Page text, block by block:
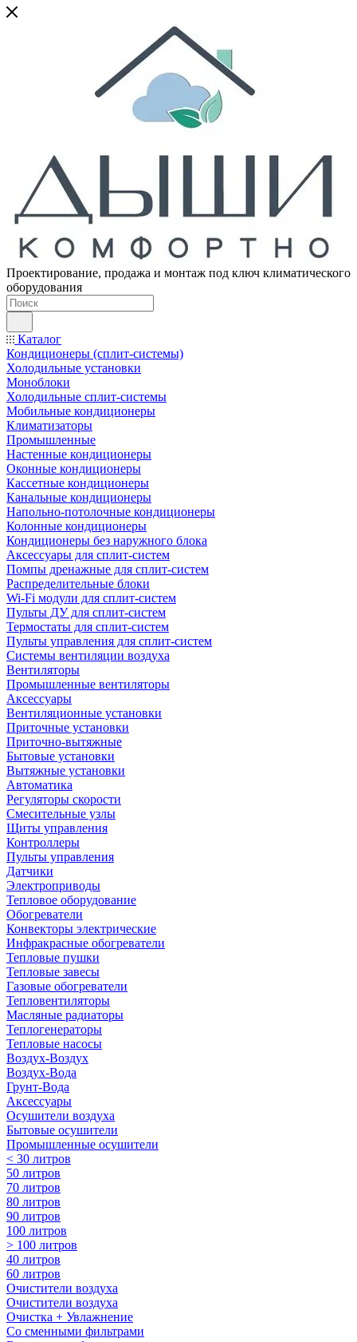
Проектирование, продажа и монтаж под ключ климатического
оборудования
Каталог
Кондиционеры (сплит-системы)
Холодильные установки
Моноблоки
Холодильные сплит-системы
Мобильные кондиционеры
Климатизаторы
Промышленные
Настенные кондиционеры
Оконные кондиционеры
Кассетные кондиционеры
Канальные кондиционеры
Напольно-потолочные кондиционеры
Колонные кондиционеры
Кондиционеры без наружного блока
Аксессуары для сплит-систем
Помпы дренажные для сплит-систем
Распределительные блоки
Wi-Fi модули для сплит-систем
Пульты ДУ для сплит-систем
Термостаты для сплит-систем
Пульты управления для сплит-систем
Системы вентиляции воздуха
Вентиляторы
Промышленные вентиляторы
Аксессуары
Вентиляционные установки
Приточные установки
Приточно-вытяжные
Бытовые установки
Вытяжные установки
Автоматика
Регуляторы скорости
Смесительные узлы
Щиты управления
Контроллеры
Пульты управления
Датчики
Электроприводы
Тепловое оборудование
Обогреватели
Конвекторы электрические
Инфракрасные обогреватели
Тепловые пушки
Тепловые завесы
Газовые обогреватели
Тепловентиляторы
Масляные радиаторы
Теплогенераторы
Тепловые насосы
Воздух-Воздух
Воздух-Вода
Грунт-Вода
Аксессуары
Осушители воздуха
Бытовые осушители
Промышленные осушители
< 30 литров
50 литров
70 литров
80 литров
90 литров
100 литров
> 100 литров
40 литров
60 литров
Очистители воздуха
Очистители воздуха
Очистка + Увлажнение
Cо сменными фильтрами